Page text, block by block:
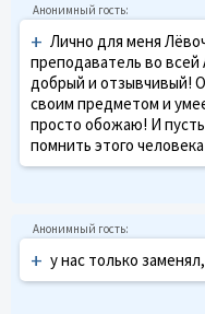
+ Лично для меня
преподаватель во
добрый и отзывчивый!
своим предметом и
просто обожаю! И
помнить этого
+ у нас только